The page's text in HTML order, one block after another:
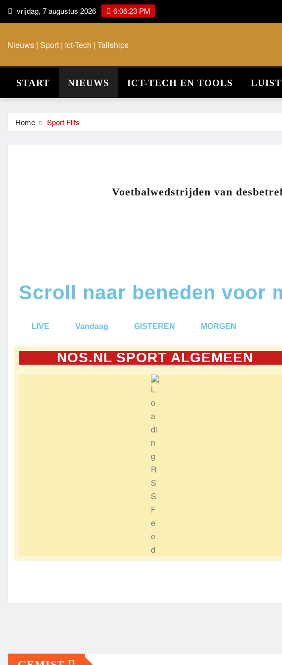
vrijdag, 7 augustus 2026 6:06:23 PM
Nieuws | Sport | Ict-Tech | Tallships
START NIEUWS ICT-TECH EN TOOLS
Home Sport Flits
Voetbalwedstrijden van
Scroll naar beneden voor
LIVE Vandaag GISTEREN MORGEN
NOS.NL SPORT ALGEMEEN